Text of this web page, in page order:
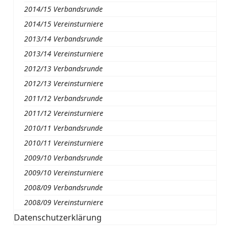
2014/15 Verbandsrunde
2014/15 Vereinsturniere
2013/14 Verbandsrunde
2013/14 Vereinsturniere
2012/13 Verbandsrunde
2012/13 Vereinsturniere
2011/12 Verbandsrunde
2011/12 Vereinsturniere
2010/11 Verbandsrunde
2010/11 Vereinsturniere
2009/10 Verbandsrunde
2009/10 Vereinsturniere
2008/09 Verbandsrunde
2008/09 Vereinsturniere
Datenschutzerklärung